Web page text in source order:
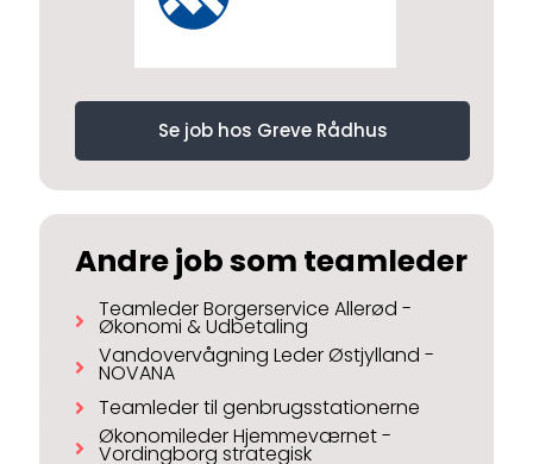
Se job hos Greve Rådhus
Andre job som teamleder
Teamleder Borgerservice Allerød -
Økonomi & Udbetaling
Vandovervågning Leder Østjylland -
NOVANA
Teamleder til genbrugsstationerne
Økonomileder Hjemmeværnet -
Vordingborg strategisk